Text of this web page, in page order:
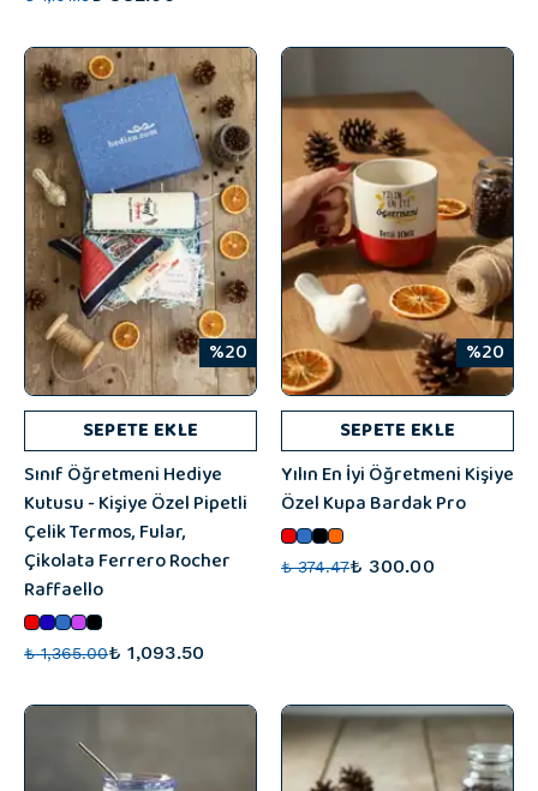
%20
SEPETE EKLE
Sınıf Öğretmeni Hediye
Kutusu - Kişiye Özel Pipetli
Çelik Termos, Fular,
Çikolata Ferrero Rocher
Raffaello
₺ 1,365.00₺ 1,093.50
%20
SEPETE EKLE
Yılın En İyi Öğretmeni Kişiye
Özel Kupa Bardak Pro
₺ 374.47₺ 300.00